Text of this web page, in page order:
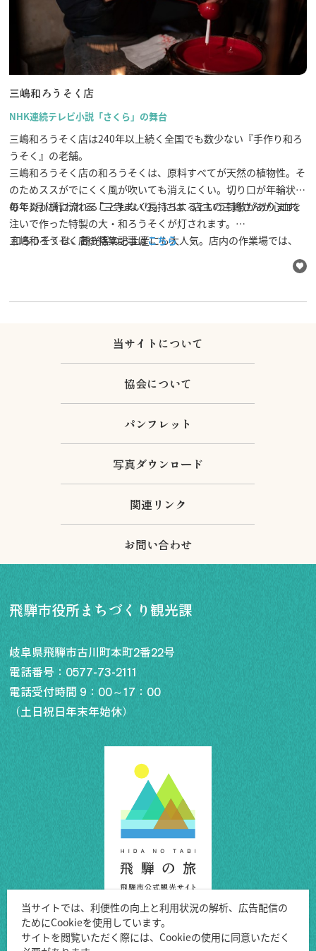
行きたいリスト
コラム
モデルコース
スポット
体験
イベント
グルメ・おみやげ
宿泊予約
アクセス
交通機関・道路情報
当サイトについて
パンフレット
三嶋和ろうそく店
NHK連続テレビ小説「さくら」の舞台
三嶋和ろうそく店は240年以上続く全国でも数少ない『手作り和ろ
うそく』の老舗。
三嶋和ろうそく店の和ろうそくは、原料すべてが天然の植物性。そ
のためススがでにくく風が吹いても消えにくい。切り口が年輪状な
ので炎が横に流れることもなく長持ちするという特徴があります。
毎年1月に行われる「三寺まいり」には、店主の三嶋さんが心血を
注いで作った特製の大・和ろうそくが灯されます。
和ろうそくは、観光客のお土産にも大人気。店内の作業場では、
ご主人の説明を聞きながら和ろうそく作りの実演を見学することも
三嶋和ろうそく店の特集記事はこちら
当サイトについて
協会について
パンフレット
写真ダウンロード
関連リンク
お問い合わせ
飛騨市役所まちづくり観光課
岐阜県飛騨市古川町本町2番22号
電話番号： 0577-73-2111
電話受付時間 9：00～17：00
（土日祝日年末年始休）
Copyright ©Hida City.
当サイトでは、利便性の向上と利用状況の解析、広告配信の
ためにCookieを使用しています。
サイトを閲覧いただく際には、Cookieの使用に同意いただく